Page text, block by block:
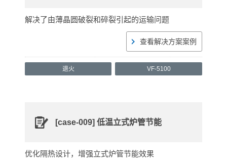
解决了由薄晶圆破裂和碎裂引起的运输问题
查看解决方案案例
退火 VF-5100
[case-009] 低温立式炉管节能
优化隔热设计，增强立式炉管节能效果